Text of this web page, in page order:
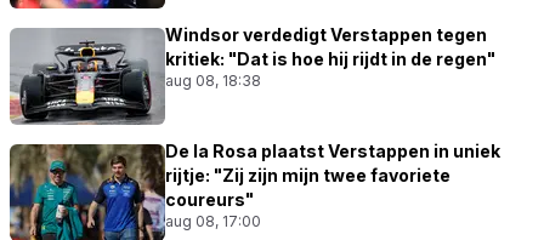
Windsor verdedigt Verstappen tegen
kritiek: "Dat is hoe hij rijdt in de regen"
aug 08, 18:38
De la Rosa plaatst Verstappen in uniek
rijtje: "Zij zijn mijn twee favoriete
coureurs"
aug 08, 17:00